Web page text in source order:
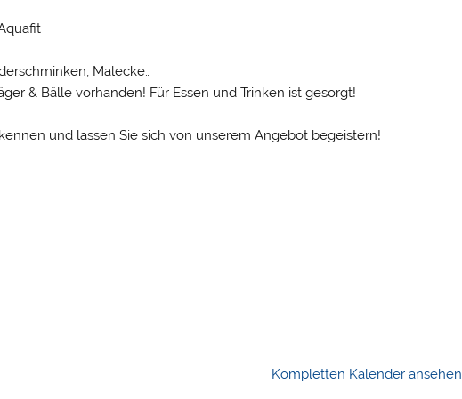
Malecke…
& Bälle vorhanden! Für Essen und Trinken ist gesorgt!
und lassen Sie sich von unserem Angebot begeistern!
Kompletten Kalender ansehen